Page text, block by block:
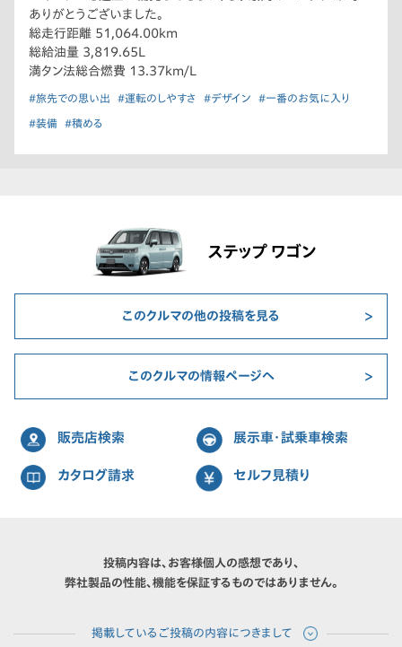
ありがとうございました。
総走行距離 51,064.00km
総給油量 3,819.65L
満タン法総合燃費 13.37km/L
#旅先での思い出 #運転のしやすさ #デザイン #一番のお気に入り
#装備 #積める
ステップ ワゴン
このクルマの他の投稿を見る
このクルマの情報ページへ
販売店検索 展示車・試乗車検索
カタログ請求 セルフ見積り
投稿内容は、お客様個人の感想であり、
弊社製品の性能、機能を保証するものではありません。